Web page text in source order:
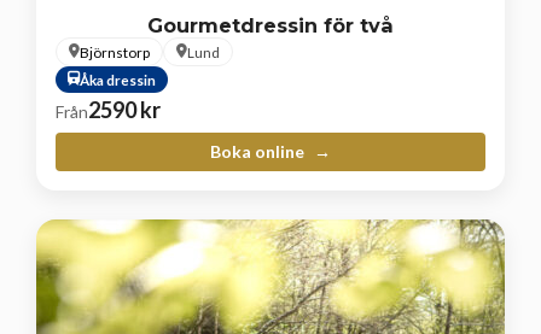
Gourmetdressin för två
Björnstorp
Lund
Åka dressin
Från2590kr
Boka online